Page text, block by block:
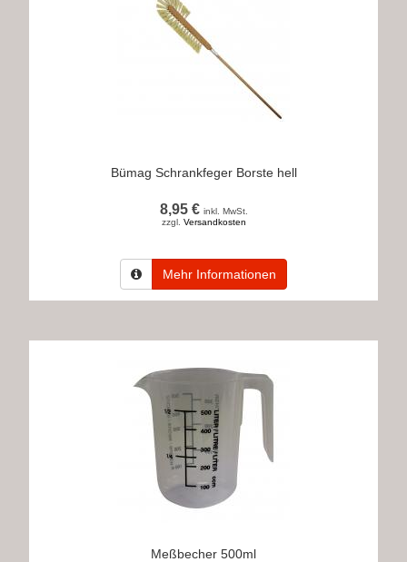
Bümag Schrankfeger Borste hell
8,95 € inkl. MwSt.
zzgl. Versandkosten
Mehr Informationen
Meßbecher 500ml